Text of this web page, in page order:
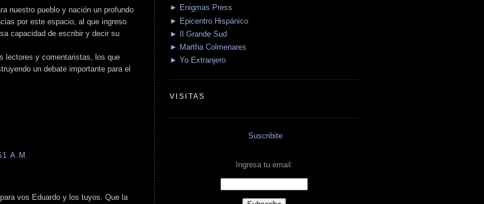
nuestro pueblo y nación un profundo
por este espacio, al que ingreso
capacidad de escribir y decir su
lectores y comentaristas, los que
un debate importante para el
A.M.
vos Eduardo y los tuyos. Que la
► Enigmas Press
► Epicentro Hispánico
► Il Grande Sud
► Martha Colmenares
► Yo Extranjero
VISITAS
Suscribite
Ingresa tu email: